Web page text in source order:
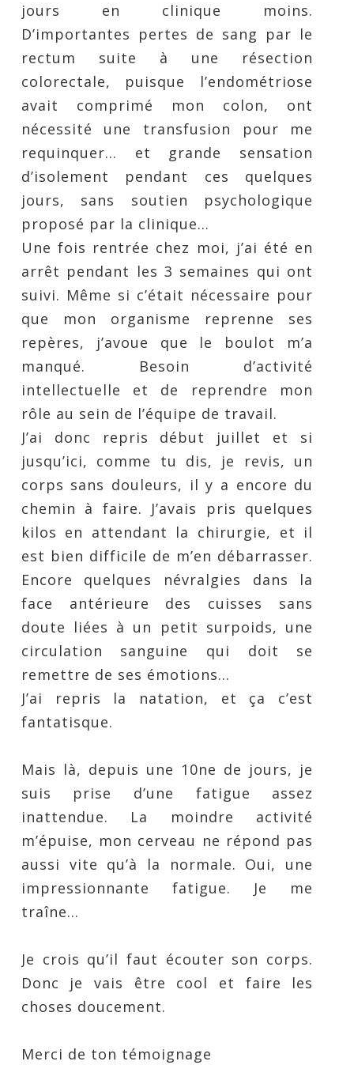
jours en clinique moins.
D’importantes pertes de sang par le
rectum suite à une résection
colorectale, puisque l’endométriose
avait comprimé mon colon, ont
nécessité une transfusion pour me
requinquer… et grande sensation
d’isolement pendant ces quelques
jours, sans soutien psychologique
proposé par la clinique…
Une fois rentrée chez moi, j’ai été en
arrêt pendant les 3 semaines qui ont
suivi. Même si c’était nécessaire pour
que mon organisme reprenne ses
repères, j’avoue que le boulot m’a
manqué. Besoin d’activité
intellectuelle et de reprendre mon
rôle au sein de l’équipe de travail.
J’ai donc repris début juillet et si
jusqu’ici, comme tu dis, je revis, un
corps sans douleurs, il y a encore du
chemin à faire. J’avais pris quelques
kilos en attendant la chirurgie, et il
est bien difficile de m’en débarrasser.
Encore quelques névralgies dans la
face antérieure des cuisses sans
doute liées à un petit surpoids, une
circulation sanguine qui doit se
remettre de ses émotions…
J’ai repris la natation, et ça c’est
fantatisque.
Mais là, depuis une 10ne de jours, je
suis prise d’une fatigue assez
inattendue. La moindre activité
m’épuise, mon cerveau ne répond pas
aussi vite qu’à la normale. Oui, une
impressionnante fatigue. Je me
traîne…
Je crois qu’il faut écouter son corps.
Donc je vais être cool et faire les
choses doucement.
Merci de ton témoignage